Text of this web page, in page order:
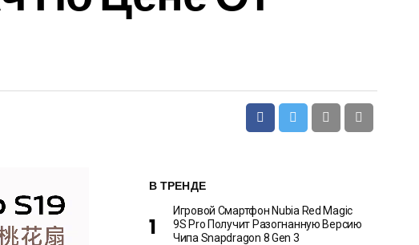
В ТРЕНДЕ
Игровой Смартфон Nubia Red Magic
9S Pro Получит Разогнанную Версию
Чипа Snapdragon 8 Gen 3